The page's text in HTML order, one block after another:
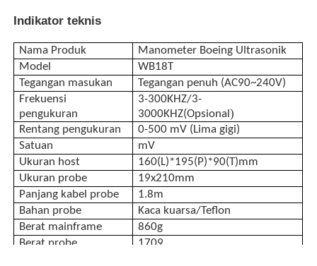
Monitor ion negatif atmosfer
Detektor PM2,5
Penghitung Partikel Debu
Sensor materi partikulat
Alat Pemantau Kualitas Udara
Sistem pemantauan kualitas udara luar
Indikator teknis
Nama Produk
Manometer Boeing Ultrasonik
Model
WB18T
Tegangan masukan
Tegangan penuh (AC90~240V)
Frekuensi
pengukuran
3-300KHZ/3-
3000KHZ(Opsional )
Rentang pengukuran
0-500 mV (Lima gigi)
Satuan
mV
Ukuran host
160(L)*195(P)*90(T)mm
Ukuran probe
19x210mm
Panjang kabel probe
1.8m
Bahan probe
Kaca kuarsa/Teflon
Berat mainframe
860g
Berat probe
1709